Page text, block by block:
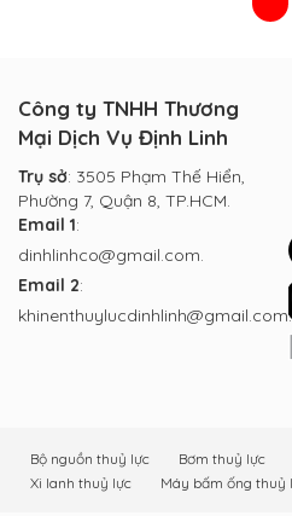
Công ty TNHH Thương
Mại Dịch Vụ Định Linh
Trụ sở: 3505 Phạm Thế Hiển,
Phường 7, Quận 8, TP.HCM.
Email 1:
dinhlinhco@gmail.com.
Email 2:
khinenthuylucdinhlinh@gmail.com.
Bộ nguồn thuỷ lực Bơm thuỷ lực
Xi lanh thuỷ lực
Máy bấm ống thuỷ